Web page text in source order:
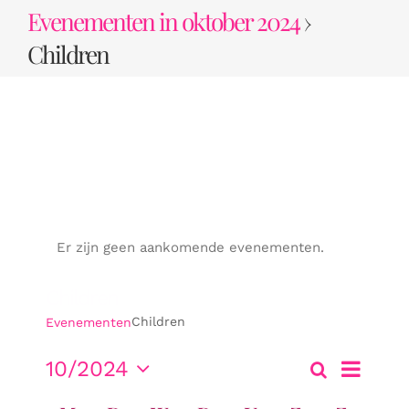
inhoud
Evenementen in oktober 2024›
Children
Er zijn geen aankomende evenementen.
EvenementenChildren
ZoekenMaand
10/2024